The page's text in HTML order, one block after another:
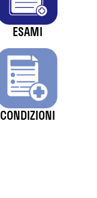
ESAMI
CONDIZIONI